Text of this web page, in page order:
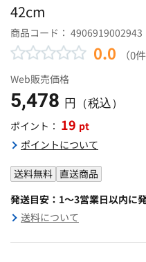
42cm
商品コード： 4906919002943
0.0 （0
Web販売価格
5,478 円（税込）
ポイント： 19 pt
ポイントについて
送料無料 直送商品
発送目安：1～3営業日以内に
送料について